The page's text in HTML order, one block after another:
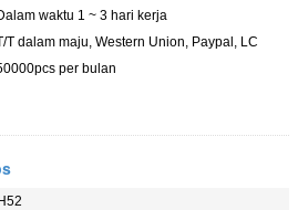
waktu 1 ~ 3 hari kerja
T dalam maju, Western Union, Paypal, LC
per bulan